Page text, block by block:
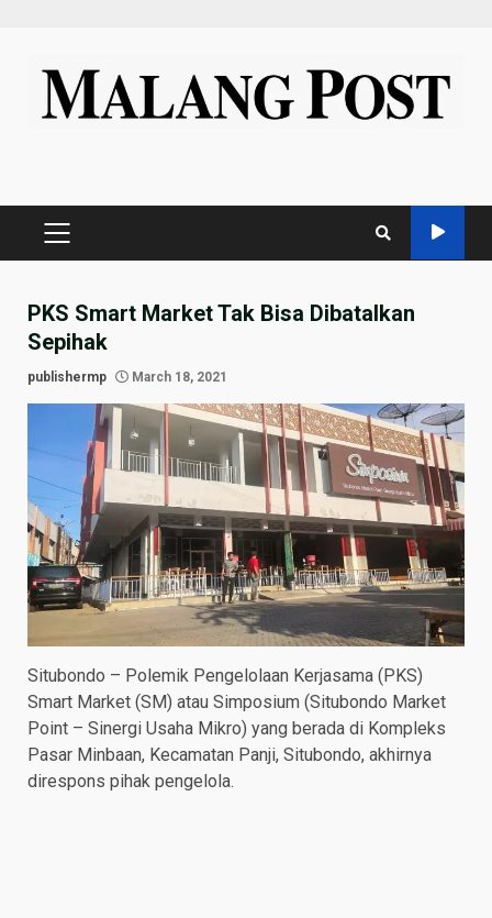
content
PRIMARY
PKS Smart Market Tak Bisa Dibatalkan
Sepihak
publishermp March 18, 2021
Situbondo – Polemik Pengelolaan Kerjasama (PKS)
Smart Market (SM) atau Simposium (Situbondo Market
Point – Sinergi Usaha Mikro) yang berada di Kompleks
Pasar Minbaan, Kecamatan Panji, Situbondo, akhirnya
direspons pihak pengelola.